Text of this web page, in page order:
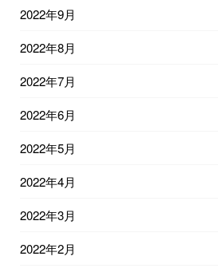
2022年9月
2022年8月
2022年7月
2022年6月
2022年5月
2022年4月
2022年3月
2022年2月